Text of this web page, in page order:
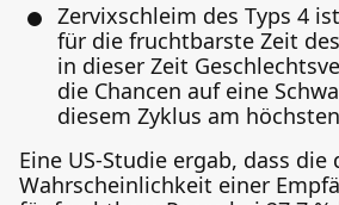
Zervixschleim des Typs 4
für die fruchtbarste Zeit
in dieser Zeit
die Chancen auf eine
diesem Zyklus am
Eine US-Studie ergab, dass
Wahrscheinlichkeit einer